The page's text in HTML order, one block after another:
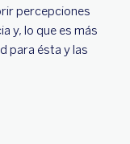
percepciones
y, lo que es más
para ésta y las